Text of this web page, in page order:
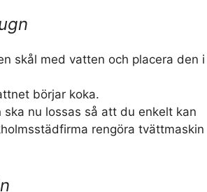
skål med vatten och placera den i
börjar koka.
ska nu lossas så att du enkelt kan
rengöra tvättmaskin